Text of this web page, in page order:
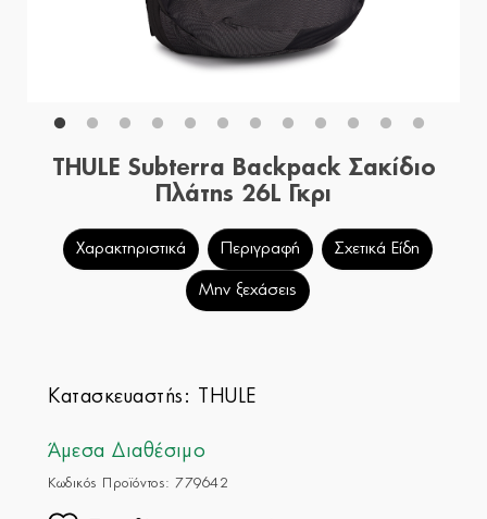
THULE Subterra Backpack Σακίδιο
Πλάτης 26L Γκρι
Χαρακτηριστικά Περιγραφή Σχετικά Είδη
Μην ξεχάσεις
Κατασκευαστής: THULE
Άμεσα Διαθέσιμο
Κωδικός Προϊόντος: 779642